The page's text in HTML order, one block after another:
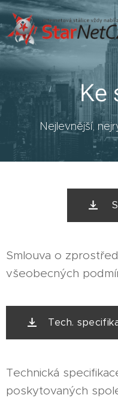
Ke
Nejlevnější,
Smlouva o
všeobecných
Tech.
Technická
poskytovaných